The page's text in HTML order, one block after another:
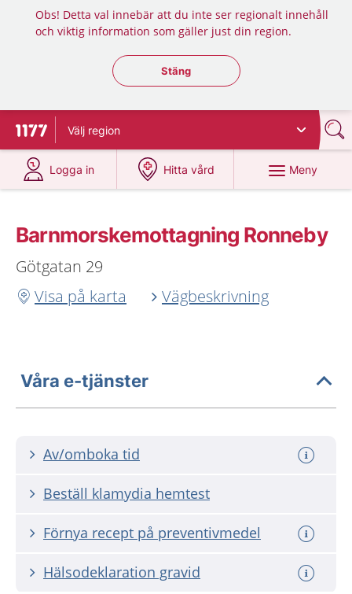
Obs! Detta val innebär att du inte ser regionalt innehåll
och viktig information som gäller just din region.
Stäng regionsväljaren
Stäng
Till startsidan för 1177
Välj region
Logga in
på 1177.se
Hitta vård
på 1177.se
Meny
Barnmorskemottagning Ronneby
Götgatan 29
Visa på karta
Vägbeskrivning
Våra e-tjänster
Av/omboka tid
Beställ klamydia hemtest
Förnya recept på preventivmedel
Hälsodeklaration gravid